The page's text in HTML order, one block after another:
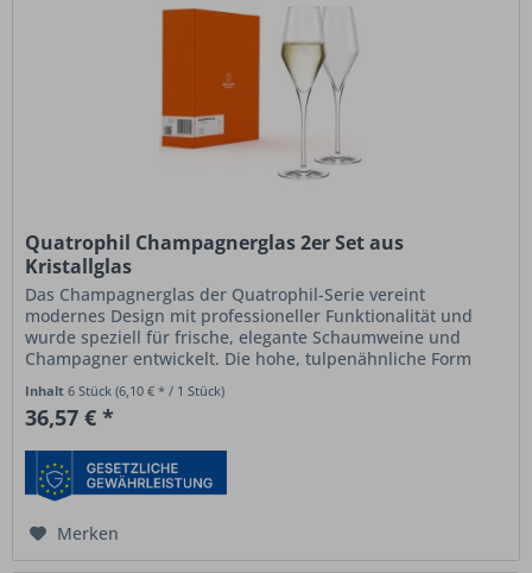
Quatrophil Champagnerglas 2er Set aus
Kristallglas
Das Champagnerglas der Quatrophil-Serie vereint
modernes Design mit professioneller Funktionalität und
wurde speziell für frische, elegante Schaumweine und
Champagner entwickelt. Die hohe, tulpenähnliche Form
Inhalt6 Stück(6,10 € * / 1 Stück)
36,57 € *
Merken